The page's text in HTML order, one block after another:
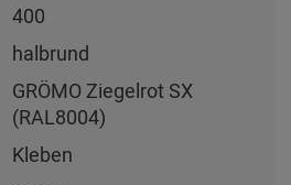
400
halbrund
GRÖMO Ziegelrot SX
(RAL8004)
Kleben